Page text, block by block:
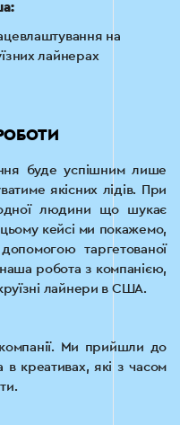
на
лайнерах
буде успішним лише
якісних лідів. При
людини що шукає
кейсі ми покажемо,
таргетованої
робота з компанією,
лайнери в США.
Ми прийшли до
креативах, які з часом